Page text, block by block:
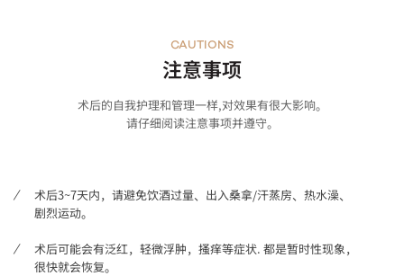
注意事项
CAUTIONS
术后的自我护理和管理一样,对效果有很大影响。
请仔细阅读注意事项并遵守。
术后3~7天内，请避免饮酒过量、出入桑拿/汗蒸房、热水澡、
剧烈运动。
术后可能会有泛红，轻微浮肿，搔痒等症状. 都是暂时性现象，
很快就会恢复。